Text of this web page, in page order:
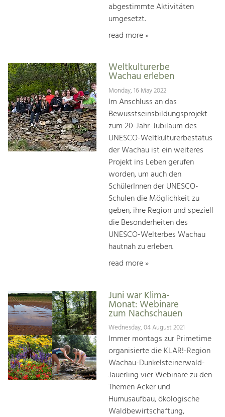
abgestimmte Aktivitäten
umgesetzt.
read more »
Weltkulturerbe
Wachau erleben
Monday, 16 May 2022
Im Anschluss an das
Bewusstseinsbildungsprojekt
zum 20-Jahr-Jubiläum des
UNESCO-Weltkulturerbestatus
der Wachau ist ein weiteres
Projekt ins Leben gerufen
worden, um auch den
SchülerInnen der UNESCO-
Schulen die Möglichkeit zu
geben, ihre Region und speziell
die Besonderheiten des
UNESCO-Welterbes Wachau
hautnah zu erleben.
read more »
Juni war Klima-
Monat: Webinare
zum Nachschauen
Wednesday, 04 August 2021
Immer montags zur Primetime
organisierte die KLAR!-Region
Wachau-Dunkelsteinerwald-
Jauerling vier Webinare zu den
Themen Acker und
Humusaufbau, ökologische
Waldbewirtschaftung,